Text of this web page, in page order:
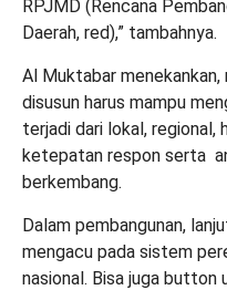
RPJMD (Rencana
Daerah, red),” tambahnya.
Al Muktabar menekankan,
disusun harus mampu
terjadi dari lokal, regional,
ketepatan respon serta
berkembang.
Dalam pembangunan,
mengacu pada sistem
nasional. Bisa juga